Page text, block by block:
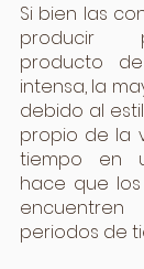
Si bien las
producir
producto
intensa, la
debido al
propio de la
tiempo en
hace que los
periodos de